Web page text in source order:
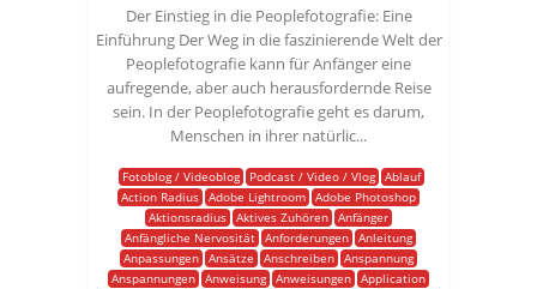
Der Einstieg in die Peoplefotografie: Eine
Einführung Der Weg in die faszinierende Welt der
Peoplefotografie kann für Anfänger eine
aufregende, aber auch herausfordernde Reise
sein. In der Peoplefotografie geht es darum,
Menschen in ihrer natürlic...
Fotoblog / Videoblog Podcast / Video / Vlog Ablauf
Action Radius Adobe Lightroom Adobe Photoshop
Aktionsradius Aktives Zuhören Anfänger
Anfängliche Nervosität Anforderungen Anleitung
Anpassungen Ansätze Anschreiben Anspannung
Anspannungen Anweisung Anweisungen Application